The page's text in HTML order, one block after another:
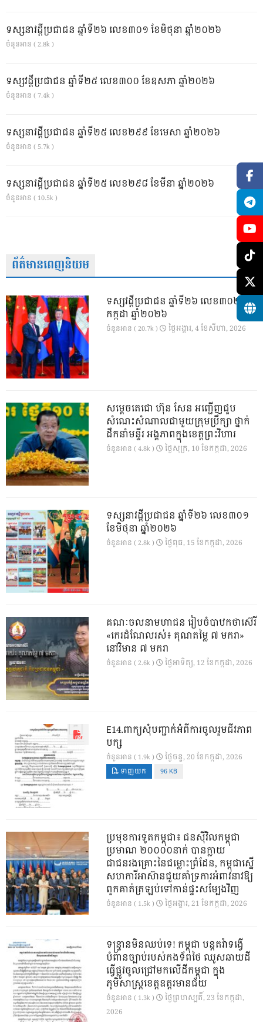
ទស្សនាវដ្ដីប្រជាជន ឆ្នាំទី២៦ លេខ៣០១ ខែមិថុនា ឆ្នាំ២០២៦
ចំនួនអាន ( 2.8k )
ទស្សវដ្តីប្រជាជន ឆ្នាំទី២៥ លេខ៣០០ ខែឧសភា ឆ្នាំ២០២៦
ចំនួនអាន ( 7.4k )
ទស្សនាវដ្ដីប្រជាជន ឆ្នាំទី២៥ លេខ២៩៩ ខែមេសា ឆ្នាំ២០២៦
ចំនួនអាន ( 5.7k )
ទស្សនាវដ្ដីប្រជាជន ឆ្នាំទី២៥ លេខ២៩៨ ខែមីនា ឆ្នាំ២០២៦
ចំនួនអាន ( 10.5k )
ព័ត៌មានពេញនិយម
ទស្សវដ្តីប្រជាជន ឆ្នាំទី២៦ លេខ៣០២ ខែ
កក្កដា ឆ្នាំ២០២៦
ចំនួនអាន ( 20.7k ) ថ្ងៃ​អង្គារ, 4 ខែ​សីហា, 2026
សម្តេចតេជោ ហ៊ុន សែន អញ្ជើញជួប
សំណេះសំណាលជាមួយក្រុមប្រឹក្សា ថ្នាក់
ដឹកនាំមន្ទីរ អង្គភាពក្នុងខេត្តព្រះវិហារ
ចំនួនអាន ( 4.8k ) ថ្ងៃ​សុក្រ, 10 ខែ​កក្កដា, 2026
ទស្សនាវដ្ដីប្រជាជន ឆ្នាំទី២៦ លេខ៣០១
ខែមិថុនា ឆ្នាំ២០២៦
ចំនួនអាន ( 2.8k ) ថ្ងៃ​ពុធ, 15 ខែ​កក្កដា, 2026
គណៈចលនាមហាជន រៀបចំបាឋកថាស៊េរី
«កេរដំណែលរស់៖ គុណតម្លៃ ៧ មករា»
នៅវិមាន ៧ មករា
ចំនួនអាន ( 2.6k ) ថ្ងៃ​អាទិត្យ, 12 ខែ​កក្កដា, 2026
E14.ពាក្យសុំបញ្ជាក់អំពីការចូលរួមជីវភាព
បក្ស
ចំនួនអាន ( 1.9k ) ថ្ងៃ​ចន្ទ, 20 ខែ​កក្កដា, 2026
ទាញយក 96 KB
ប្រមុខការទូតកម្ពុជា៖ ជនស៊ីវិលកម្ពុជា
ប្រមាណ ២០០០០នាក់ បានក្លាយ
ជាជនរងគ្រោះនៃជម្លោះព្រំដែន, កម្ពុជាស្នើ
សហការីអាស៊ានជួយគាំទ្រការអំពាវនាវឱ្យ
ពួកគាត់ត្រឡប់ទៅកាន់ផ្ទះសម្បែងវិញ
ចំនួនអាន ( 1.5k ) ថ្ងៃ​អង្គារ, 21 ខែ​កក្កដា, 2026
ទន្ទ្រានមិនឈប់ទេ! កម្ពុជា បន្តតវ៉ាទង្វើ
បំពានច្បាប់របស់កងទ័ពថៃ ឈូសឆាយដី
ធ្វើផ្លូវចូលជ្រៅមកលើដីកម្ពុជា ក្នុង
ភូមិសាស្ត្រខេត្តឧត្តរមានជ័យ
ចំនួនអាន ( 1.3k )
ថ្ងៃ​ព្រហស្បតិ៍, 23 ខែ​កក្កដា,
2026